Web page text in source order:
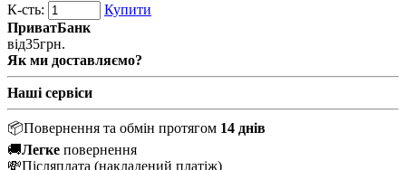
К-сть:
Купити
ПриватБанк
від35грн.
Як ми доставляємо?
Наші сервіси
📦Повернення та обмін протягом 14 днів
🚚Легке повернення
💸Післяплата (накладений платіж)